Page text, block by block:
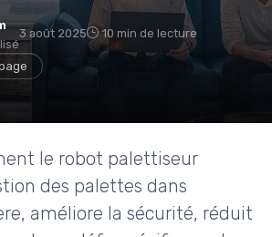
3 août 2025 10 min de lecture
le robot palettiseur
des palettes dans
améliore la sécurité, réduit